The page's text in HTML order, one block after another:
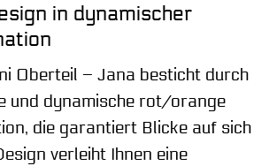
in dynamischer
Oberteil – Jana besticht durch
und dynamische rot/orange
die garantiert Blicke auf sich
verleiht Ihnen eine